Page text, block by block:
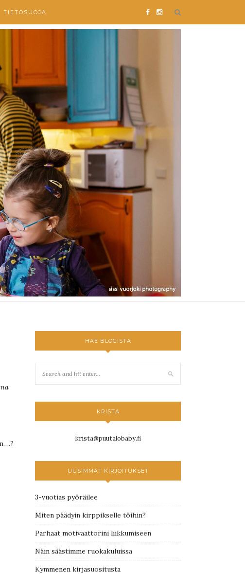
TIETOSUOJA
HAE BLOGISTA
KRISTA
krista@puutalobaby.fi
UUSIMMAT KIRJOITUKSET
3-vuotias pyöräilee
Miten päädyin kirppikselle töihin?
Parhaat motivaattorini liikkumiseen
Näin säästimme ruokakuluissa
Kymmenen kirjasuositusta